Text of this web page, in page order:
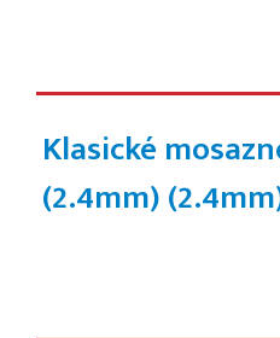
Klasické
(2.4mm)